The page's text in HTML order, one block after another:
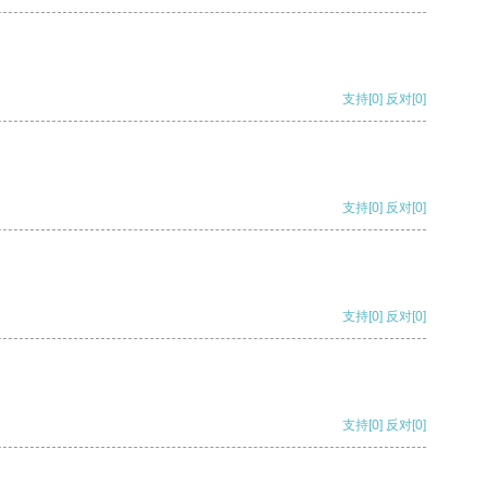
支持[0] 反对[0]
支持[0] 反对[0]
支持[0] 反对[0]
支持[0] 反对[0]